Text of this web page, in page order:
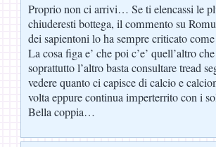
Proprio non ci arrivi… Se ti elencassi le
chiuderesti bottega, il commento su
dei sapientoni lo ha sempre criticato
La cosa figa e’ che poi c’e’ quell’altro
soprattutto l’altro basta consultare tread
vedere quanto ci capisce di calcio e
volta eppure continua imperterrito con i
Bella coppia…